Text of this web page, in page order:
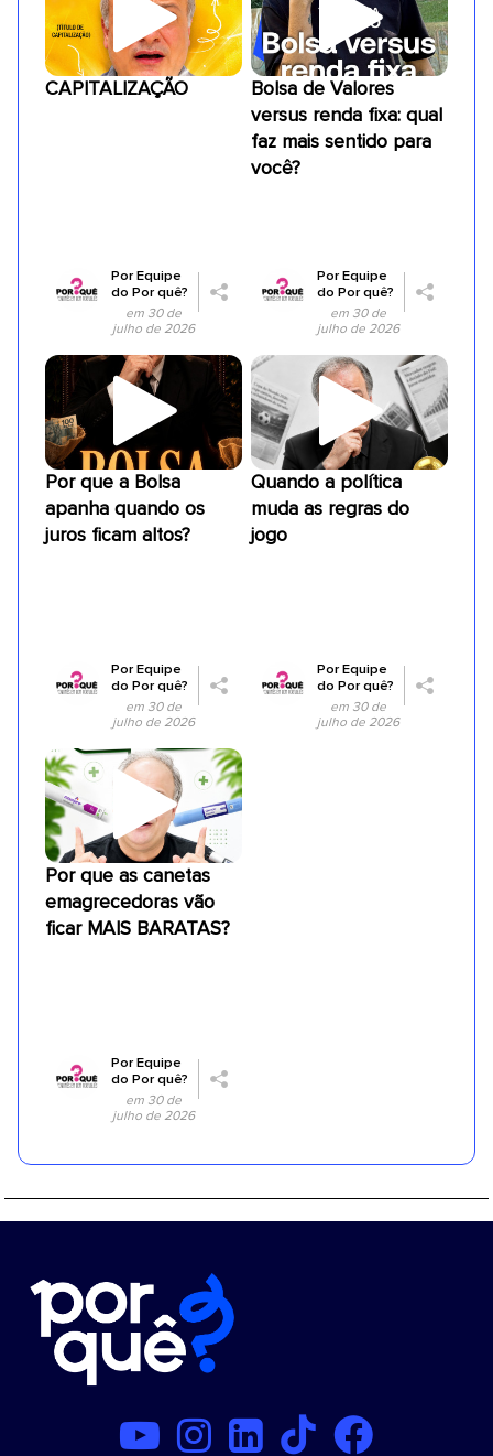
CAPITALIZAÇÃO
PorEquipe
do Por quê?
em 30 de
julho de 2026
Bolsa de Valores
versus renda fixa: qual
faz mais sentido para
você?
PorEquipe
do Por quê?
em 30 de
julho de 2026
Por que a Bolsa
apanha quando os
juros ficam altos?
PorEquipe
do Por quê?
em 30 de
julho de 2026
Quando a política
muda as regras do
jogo
PorEquipe
do Por quê?
em 30 de
julho de 2026
Por que as canetas
emagrecedoras vão
ficar MAIS BARATAS?
PorEquipe
do Por quê?
em 30 de
julho de 2026